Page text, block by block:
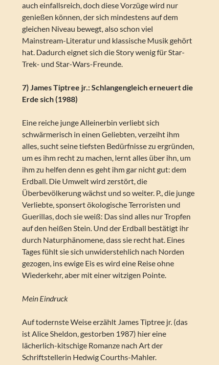
auch einfallsreich, doch diese Vorzüge wird nur
genießen können, der sich mindestens auf dem
gleichen Niveau bewegt, also schon viel
Mainstream-Literatur und klassische Musik gehört
hat. Dadurch eignet sich die Story wenig für Star-
Trek- und Star-Wars-Freunde.
7) James Tiptree jr.: Schlangengleich erneuert die
Erde sich (1988)
Eine reiche junge Alleinerbin verliebt sich
schwärmerisch in einen Geliebten, verzeiht ihm
alles, sucht seine tiefsten Bedürfnisse zu ergründen,
um es ihm recht zu machen, lernt alles über ihn, um
ihm zu helfen denn es geht ihm gar nicht gut: dem
Erdball. Die Umwelt wird zerstört, die
Überbevölkerung wächst und so weiter. P., die junge
Verliebte, sponsert ökologische Terroristen und
Guerillas, doch sie weiß: Das sind alles nur Tropfen
auf den heißen Stein. Und der Erdball bestätigt ihr
durch Naturphänomene, dass sie recht hat. Eines
Tages fühlt sie sich unwiderstehlich nach Norden
gezogen, ins ewige Eis es wird eine Reise ohne
Wiederkehr, aber mit einer witzigen Pointe.
Mein Eindruck
Auf todernste Weise erzählt James Tiptree jr. (das
ist Alice Sheldon, gestorben 1987) hier eine
lächerlich-kitschige Romanze nach Art der
Schriftstellerin Hedwig Courths-Mahler.